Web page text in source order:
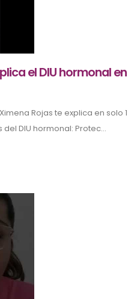
el DIU hormonal en
Rojas te explica en solo 1
DIU hormonal: Protec...